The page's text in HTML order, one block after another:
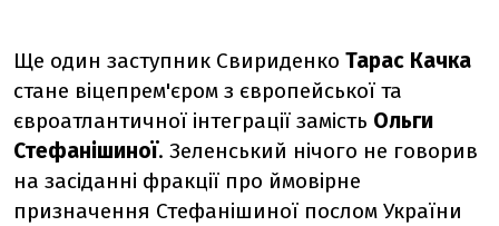
Ще один заступник Свириденко Тарас Качка
стане віцепрем'єром з європейської та
євроатлантичної інтеграції замість Ольги
Стефанішиної. Зеленський нічого не говорив
на засіданні фракції про ймовірне
призначення Стефанішиної послом України